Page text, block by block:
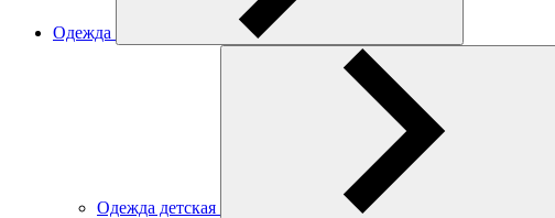
Одежда
Одежда детская